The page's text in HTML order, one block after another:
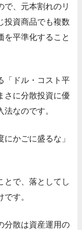
で、元本割れのリ
投資商品でも複数
を平準化すること
「ドル・コスト平
さに分散投資に優
なのです。
かごに盛るな」
とで、落としてし
す。
分散は資産運用の